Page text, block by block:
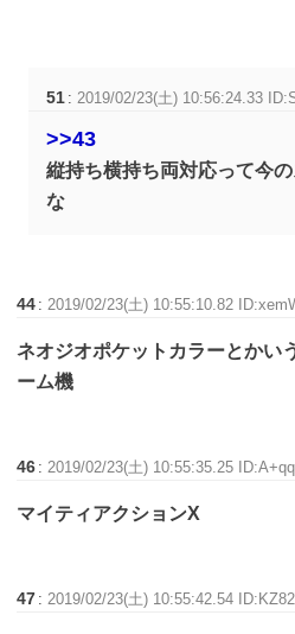
51 :2019/02/23(土) 10:56:24.33
>>43
縦持ち横持ち両対応って今
な
44 :2019/02/23(土) 10:55:10.82
ネオジオポケットカラーとかい
ーム機
46 :2019/02/23(土) 10:55:35.25
マイティアクションX
47 :2019/02/23(土) 10:55:42.54